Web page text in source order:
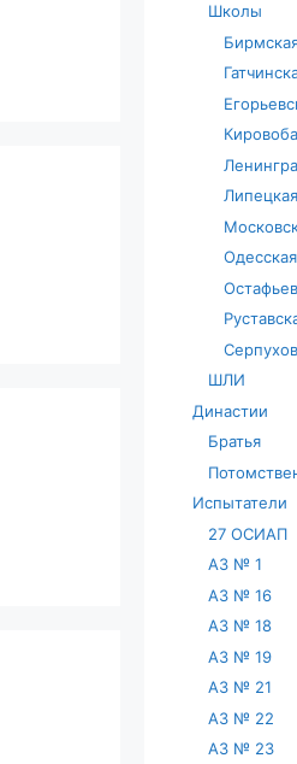
Школы
Липецкая
Одесская
ШЛИ
Династии
Братья
Испытатели
27 ОСИАП
АЗ № 1
АЗ № 16
АЗ № 18
АЗ № 19
АЗ № 21
АЗ № 22
АЗ № 23